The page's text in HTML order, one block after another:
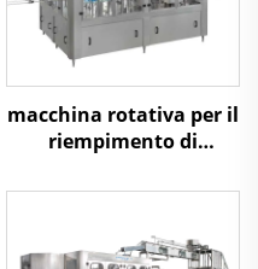
macchina rotativa per il
riempimento di
1500BPH